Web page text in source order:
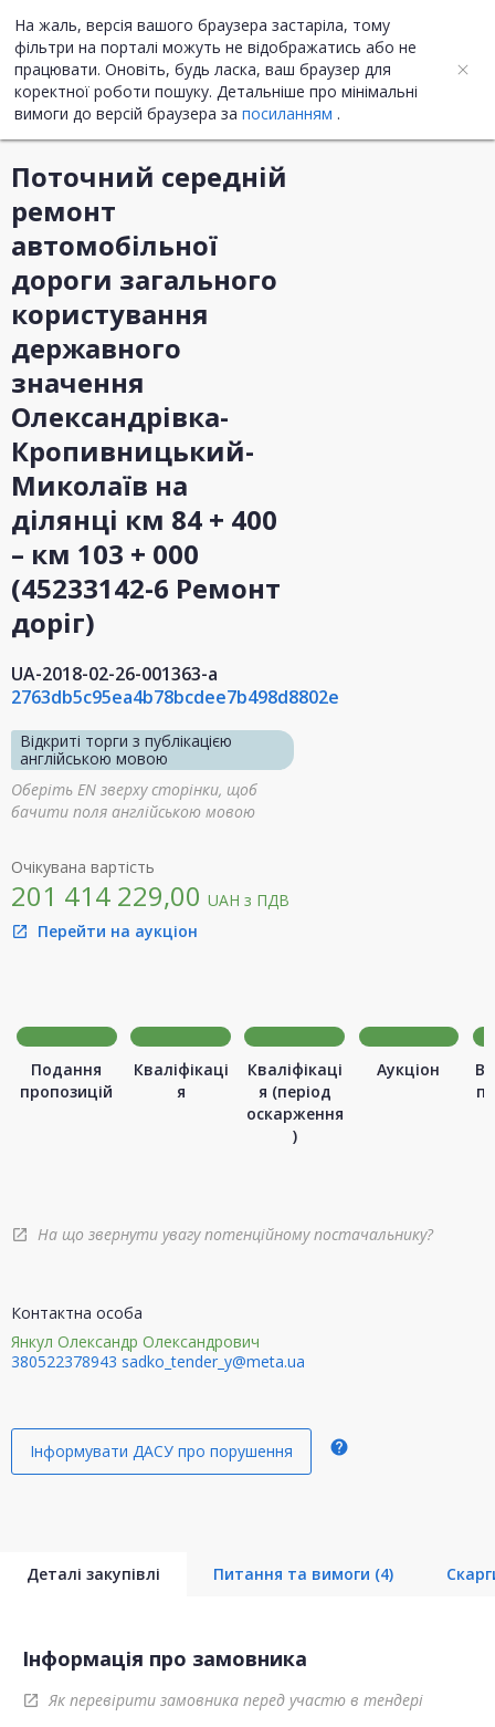
На жаль, версія вашого браузера застаріла, тому
фільтри на порталі можуть не відображатись або не
працювати. Оновіть, будь ласка, ваш браузер для
коректної роботи пошуку. Детальніше про мінімальні
вимоги до версій браузера за посиланням .
UA ENG
Інформація про закупівлю
Поточний середній
ремонт
автомобільної
дороги загального
користування
державного
значення
Олександрівка-
Кропивницький-
Миколаїв на
ділянці км 84 + 400
– км 103 + 000
(45233142-6 Ремонт
доріг)
UA-2018-02-26-001363-a
2763db5c95ea4b78bcdee7b498d8802e
Відкриті торги з публікацією
англійською мовою
Оберіть EN зверху сторінки, щоб
бачити поля англійською мовою
Очікувана вартість
201 414 229,00 UAH з ПДВ
open_in_new Перейти на аукціон
Подання
пропозицій
Кваліфікаці
я
Кваліфікаці
я (період
оскарження
)
Аукціон
open_in_new На що звернути увагу потенційному постачальнику?
Контактна особа
Янкул Олександр Олександрович
380522378943 sadko_tender_y@meta.ua
Інформувати ДАСУ про порушення help
Деталі закупівлі Питання та вимоги (4)
Інформація про замовника
open_in_new Як перевірити замовника перед участю в тендері